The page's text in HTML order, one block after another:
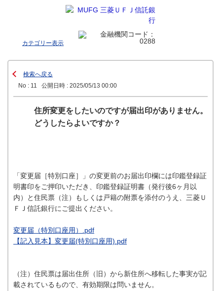
カテゴリー表示
検索へ戻る
No : 11
公開日時 : 2025/05/13 00:00
住所変更をしたいのですが届出印がありません。
どうしたらよいですか？
「変更届［特別口座］」の変更前のお届出印欄には印鑑登録証
明書印をご押印いただき、印鑑登録証明書（発行後6ヶ月以
内）と住民票（注）もしくは戸籍の附票を添付のうえ、三菱Ｕ
ＦＪ信託銀行にご提出ください。
変更届（特別口座用）.pdf
【記入見本】変更届(特別口座用).pdf
（注）住民票は届出住所（旧）から新住所へ移転した事実が記
載されているもので、有効期限は問いません。